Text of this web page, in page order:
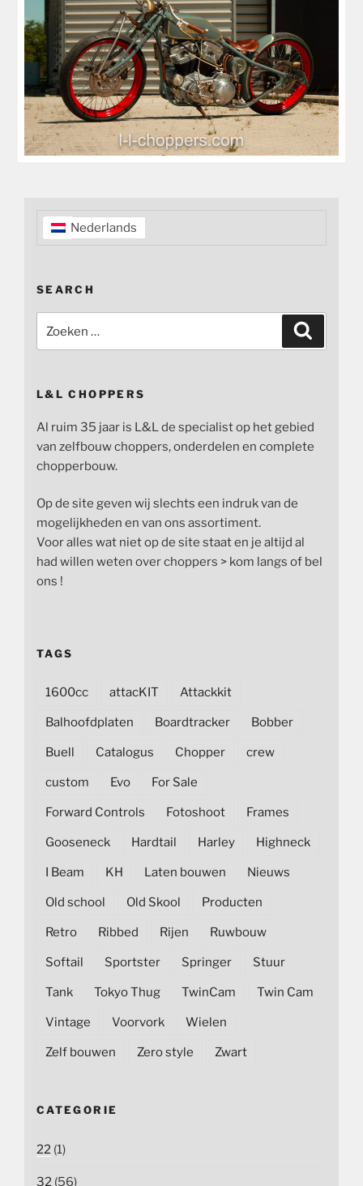
Nederlands
SEARCH
naar:
L&L CHOPPERS
Al ruim 35 jaar is L&L de specialist op het gebied
van zelfbouw choppers, onderdelen en complete
chopperbouw.
Op de site geven wij slechts een indruk van de
mogelijkheden en van ons assortiment.
Voor alles wat niet op de site staat en je altijd al
had willen weten over choppers > kom langs of bel
ons !
TAGS
1600cc attacKIT Attackkit
Balhoofdplaten Boardtracker Bobber
Buell Catalogus Chopper crew
custom Evo For Sale
Forward Controls Fotoshoot Frames
Gooseneck Hardtail Harley Highneck
I Beam KH Laten bouwen Nieuws
Old school Old Skool Producten
Retro Ribbed Rijen Ruwbouw
Softail Sportster Springer Stuur
Tank Tokyo Thug TwinCam Twin Cam
Vintage Voorvork Wielen
Zelf bouwen Zero style Zwart
CATEGORIE
22 (1)
32 (56)